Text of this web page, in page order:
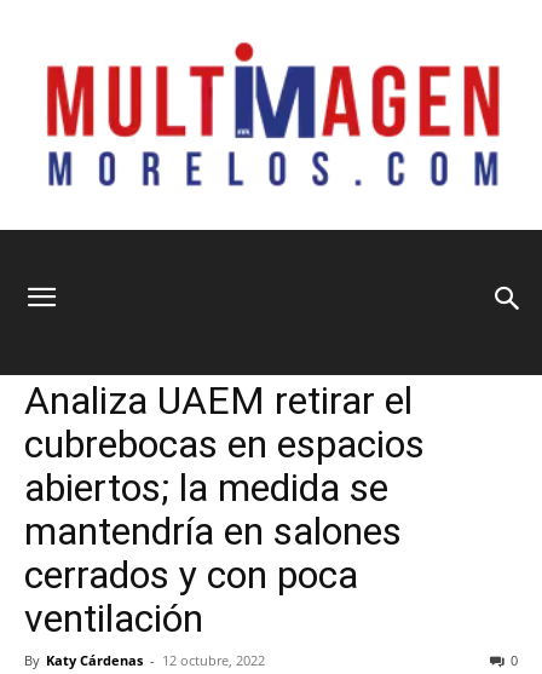
Morelos
Analiza UAEM retirar el
cubrebocas en espacios
abiertos; la medida se
mantendría en salones
cerrados y con poca
ventilación
By Katy Cárdenas - 12 octubre, 2022 0